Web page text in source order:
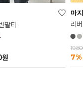
팔티
원
마
리
7%